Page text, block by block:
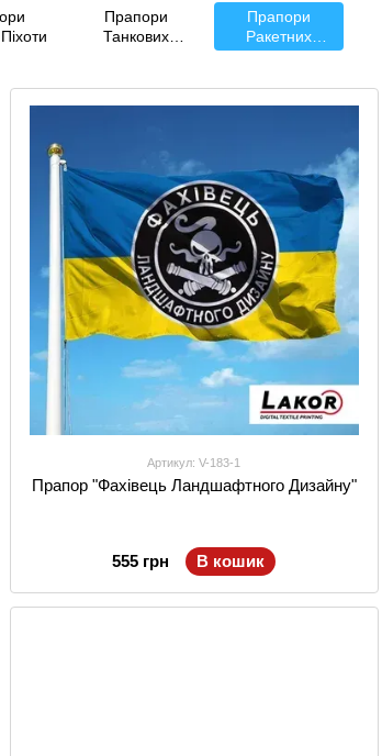
Прапори
Танкових
Прапори
Ракетних
Військ і
Артикул: V-183-1
Прапор "Фахівець Ландшафтного Дизайну"
555 грн В кошик